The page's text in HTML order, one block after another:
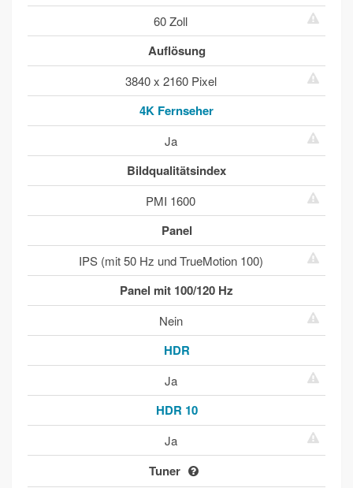
60 Zoll
Auflösung
3840 x 2160 Pixel
4K Fernseher
Ja
Bildqualitätsindex
PMI 1600
Panel
IPS (mit 50 Hz und TrueMotion 100)
Panel mit 100/120 Hz
Nein
HDR
Ja
HDR 10
Ja
Tuner